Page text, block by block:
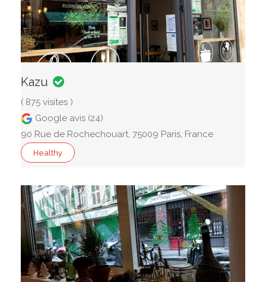
Kazu
( 875 visites )
Google avis (24)
90 Rue de Rochechouart, 75009 Paris, France
Healthy